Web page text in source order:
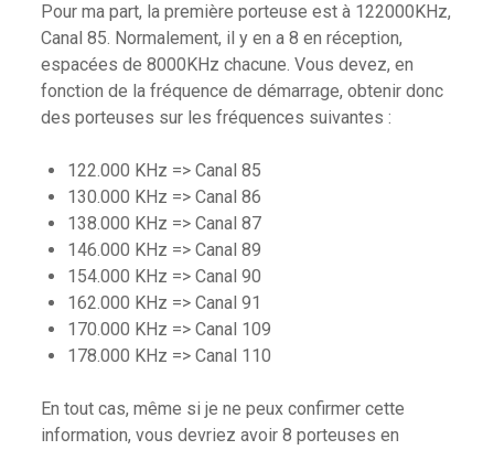
Pour ma part, la première porteuse est à 122000KHz,
Canal 85. Normalement, il y en a 8 en réception,
espacées de 8000KHz chacune. Vous devez, en
fonction de la fréquence de démarrage, obtenir donc
des porteuses sur les fréquences suivantes :
122.000 KHz => Canal 85
130.000 KHz => Canal 86
138.000 KHz => Canal 87
146.000 KHz => Canal 89
154.000 KHz => Canal 90
162.000 KHz => Canal 91
170.000 KHz => Canal 109
178.000 KHz => Canal 110
En tout cas, même si je ne peux confirmer cette
information, vous devriez avoir 8 porteuses en